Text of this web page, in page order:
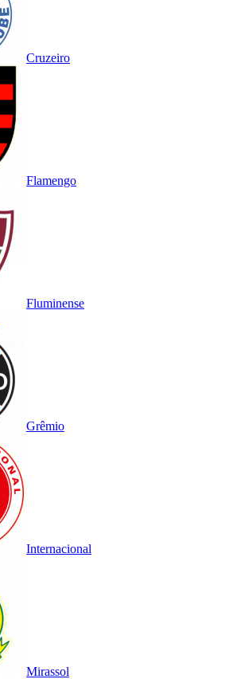
Cruzeiro
Flamengo
Fluminense
Grêmio
Internacional
Mirassol